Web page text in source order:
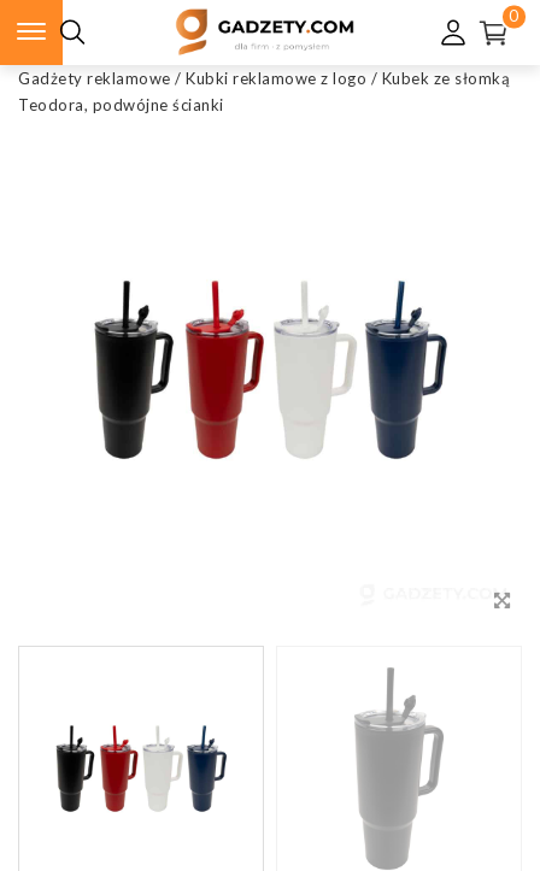
0
Gadżety reklamowe / Kubki reklamowe z logo / Kubek ze słomką
Teodora, podwójne ścianki